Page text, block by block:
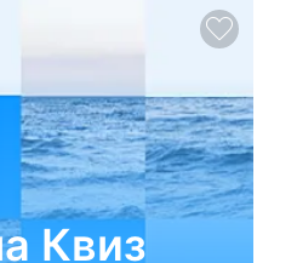
Квиз